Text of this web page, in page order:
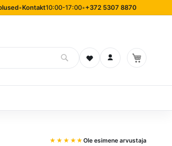
•Kontakt10:00-17:00•+372 5307 8870
Soovinimekiri
Logi sisse
Ole esimene arvustaja